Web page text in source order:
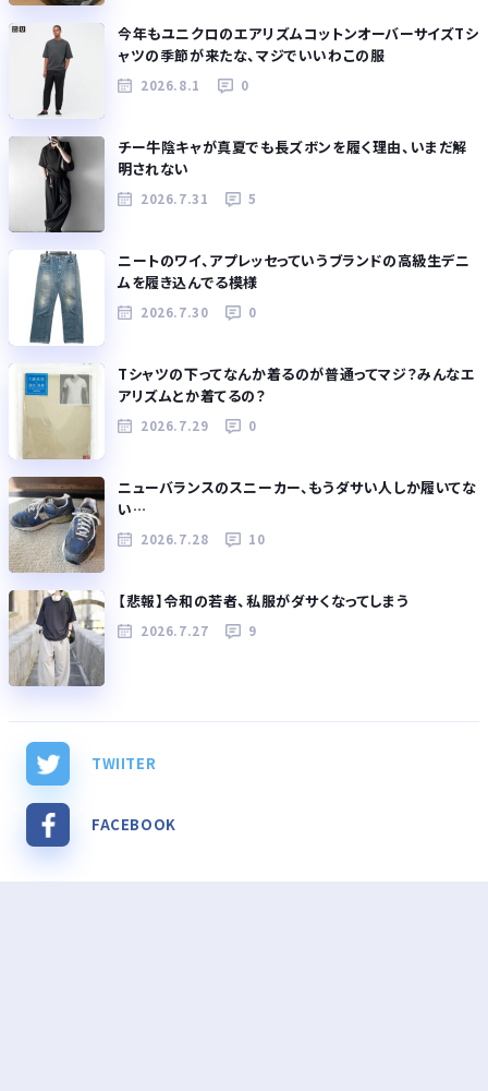
今年もユニクロのエアリズムコットンオーバーサイズTシ
ャツの季節が来たな、マジでいいわこの服
2026.8.1 0
チー牛陰キャが真夏でも長ズボンを履く理由、いまだ解
明されない
2026.7.31 5
ニートのワイ、アプレッセっていうブランドの高級生デニ
ムを履き込んでる模様
2026.7.30 0
Tシャツの下ってなんか着るのが普通ってマジ？みんなエ
アリズムとか着てるの？
2026.7.29 0
ニューバランスのスニーカー、もうダサい人しか履いてな
い…
2026.7.28 10
【悲報】令和の若者、私服がダサくなってしまう
2026.7.27 9
TWIITER
FACEBOOK